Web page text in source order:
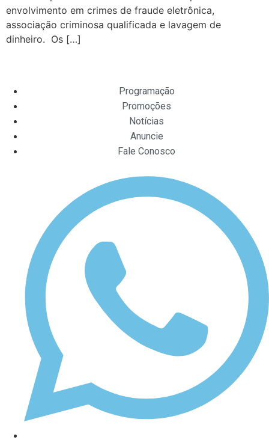
envolvimento em crimes de fraude eletrônica,
associação criminosa qualificada e lavagem de
dinheiro. Os […]
Programação
Promoções
Notícias
Anuncie
Fale Conosco